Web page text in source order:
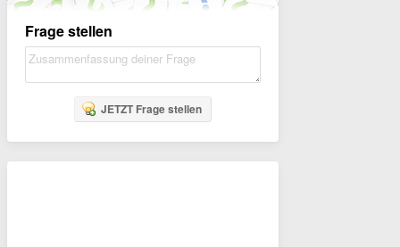
Frage stellen
JETZT Frage stellen